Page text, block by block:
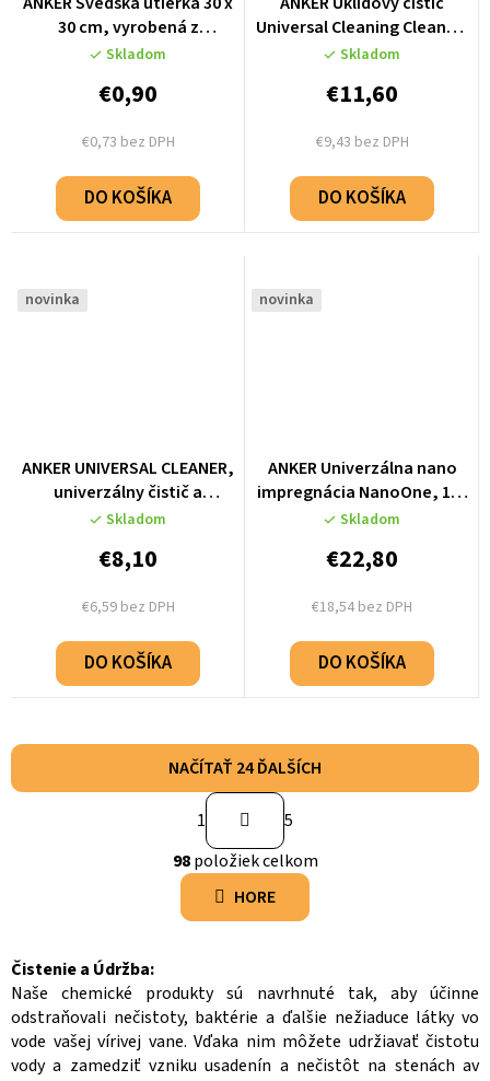
30 cm, vyrobená z
mikrovlákna, vhodná
Skladom
€0,73 bez DPH
€0,90
DO KOŠÍKA
Universal Cleaning Cleaner,
500 ml
Skladom
€9,43 bez DPH
€11,60
DO KOŠÍKA
novinka
ANKER UNIVERSAL CLEANER,
univerzálny čistič a
odmasťovač, 500 ml
Skladom
€6,59 bez DPH
€8,10
DO KOŠÍKA
novinka
ANKER Univerzálna nano
impregnácia NanoOne, 150
ml
Skladom
€18,54 bez DPH
€22,80
DO KOŠÍKA
O
v
l
á
i
e
NAČÍTAŤ 24 ĎALŠÍCH
S
t
r
á
n
a
n
i
1
5
98položiek celkom
HORE
Čistenie a Údržba:
Naše chemické produkty sú navrhnuté tak, aby účinne
odstraňovali nečistoty, baktérie a ďalšie nežiaduce látky vo
vode vašej vírivej vane. Vďaka nim môžete udržiavať čistotu
vody a zamedziť vzniku usadenín a nečistôt na stenách av